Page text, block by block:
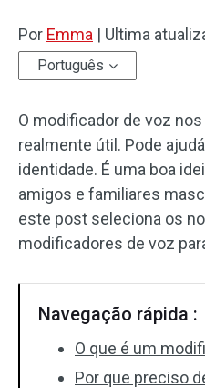
Efeitos de áudio
Texto/Elemento
Efeitos de vídeo
Cor do vídeo
Girar/Inverter
Processamento em lote
Por Emma | Ultima
Português
O modificador de voz
realmente útil. Pode
identidade. É uma boa
amigos e familiares
este post seleciona os
modificadores de voz
Navegação rápida :
O que é um
Por que preciso